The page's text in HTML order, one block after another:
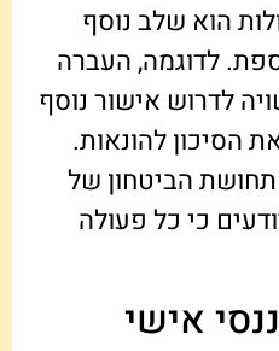
הוא שלב נוסף
לדוגמה, העברה
לדרוש אישור נוסף
הסיכון להונאות.
הביטחון של
כי כל פעולה
אישי